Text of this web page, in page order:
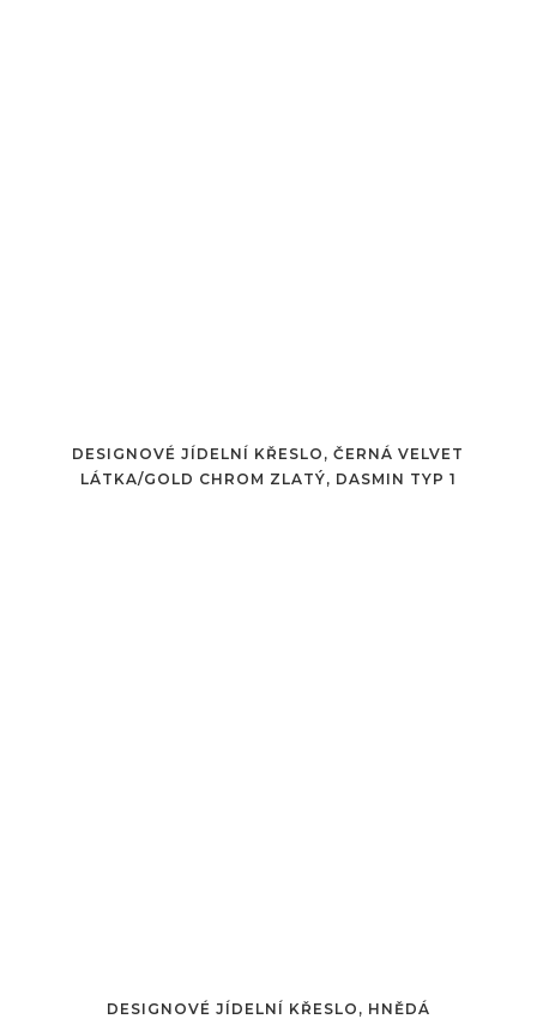
DESIGNOVÉ JÍDELNÍ KŘESLO, ČERNÁ VELVET
LÁTKA/GOLD CHROM ZLATÝ, DASMIN TYP 1
DESIGNOVÉ JÍDELNÍ KŘESLO, HNĚDÁ